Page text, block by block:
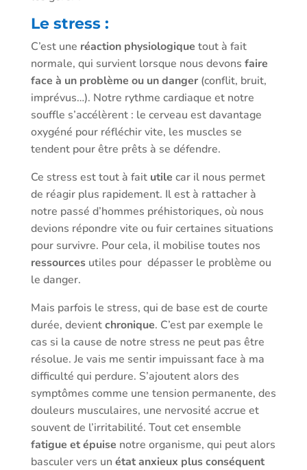
Le stress :
C’est une réaction physiologique tout à fait
normale, qui survient lorsque nous devons faire
face à un problème ou un danger (conflit, bruit,
imprévus…). Notre rythme cardiaque et notre
souffle s’accélèrent : le cerveau est davantage
oxygéné pour réfléchir vite, les muscles se
tendent pour être prêts à se défendre.
Ce stress est tout à fait utile car il nous permet
de réagir plus rapidement. Il est à rattacher à
notre passé d’hommes préhistoriques, où nous
devions répondre vite ou fuir certaines situations
pour survivre. Pour cela, il mobilise toutes nos
ressourcesutiles pour dépasser le problème ou
le danger.
Mais parfois le stress, qui de base est de courte
durée, devientchronique. C’est par exemple le
cas si la cause de notre stress ne peut pas être
résolue. Je vais me sentir impuissant face à ma
difficulté qui perdure. S’ajoutent alors des
symptômes comme une tension permanente, des
douleurs musculaires, une nervosité accrue et
souvent de l’irritabilité. Tout cet ensemble
fatigue et épuise notre organisme, qui peut alors
basculer vers un état anxieux plus conséquent